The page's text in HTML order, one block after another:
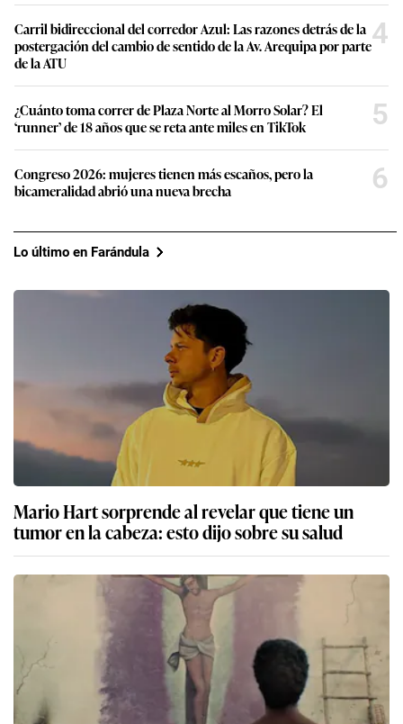
Carril bidireccional del corredor Azul: Las razones detrás de la
postergación del cambio de sentido de la Av. Arequipa por parte
de la ATU
4
¿Cuánto toma correr de Plaza Norte al Morro Solar? El
‘runner’ de 18 años que se reta ante miles en TikTok
5
Congreso 2026: mujeres tienen más escaños, pero la
bicameralidad abrió una nueva brecha
6
Lo último en Farándula
Mario Hart sorprende al revelar que tiene un
tumor en la cabeza: esto dijo sobre su salud